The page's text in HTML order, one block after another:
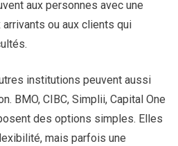
aux personnes avec une
ou aux clients qui
institutions peuvent aussi
BMO, CIBC, Simplii, Capital One
des options simples. Elles
mais parfois une